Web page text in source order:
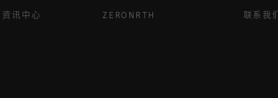
资讯中心 ZERONRTH 联系我们